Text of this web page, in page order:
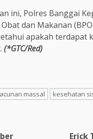
ini, Polres Banggai
dan Makanan
apakah terdapat
(*GTC/Red)
massal kesehatan
Erick